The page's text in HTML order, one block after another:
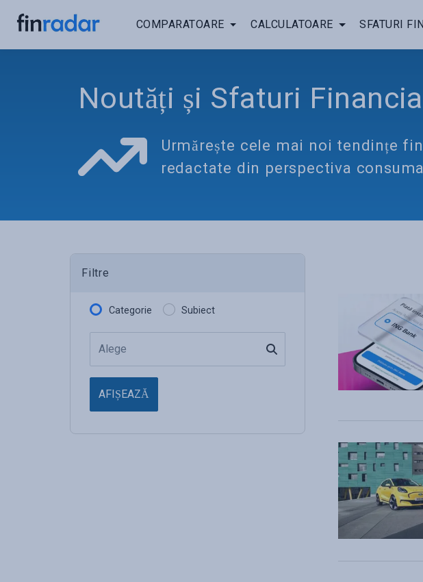
COMPARATOARE CALCULATOARE SFATURI
Noutăți și Sfaturi
Urmărește cele mai noi tendințe
redactate din perspectiva
Filtre
Categorie Subiect
AFIȘEAZĂ